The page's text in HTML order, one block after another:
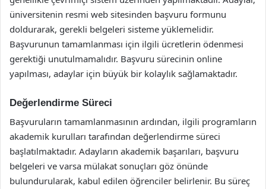
üniversitenin resmi web sitesinden başvuru formunu
doldurarak, gerekli belgeleri sisteme yüklemelidir.
Başvurunun tamamlanması için ilgili ücretlerin ödenmesi
gerektiği unutulmamalıdır. Başvuru sürecinin online
yapılması, adaylar için büyük bir kolaylık sağlamaktadır.
Değerlendirme Süreci
Başvuruların tamamlanmasının ardından, ilgili programların
akademik kurulları tarafından değerlendirme süreci
başlatılmaktadır. Adayların akademik başarıları, başvuru
belgeleri ve varsa mülakat sonuçları göz önünde
bulundurularak, kabul edilen öğrenciler belirlenir. Bu süreç